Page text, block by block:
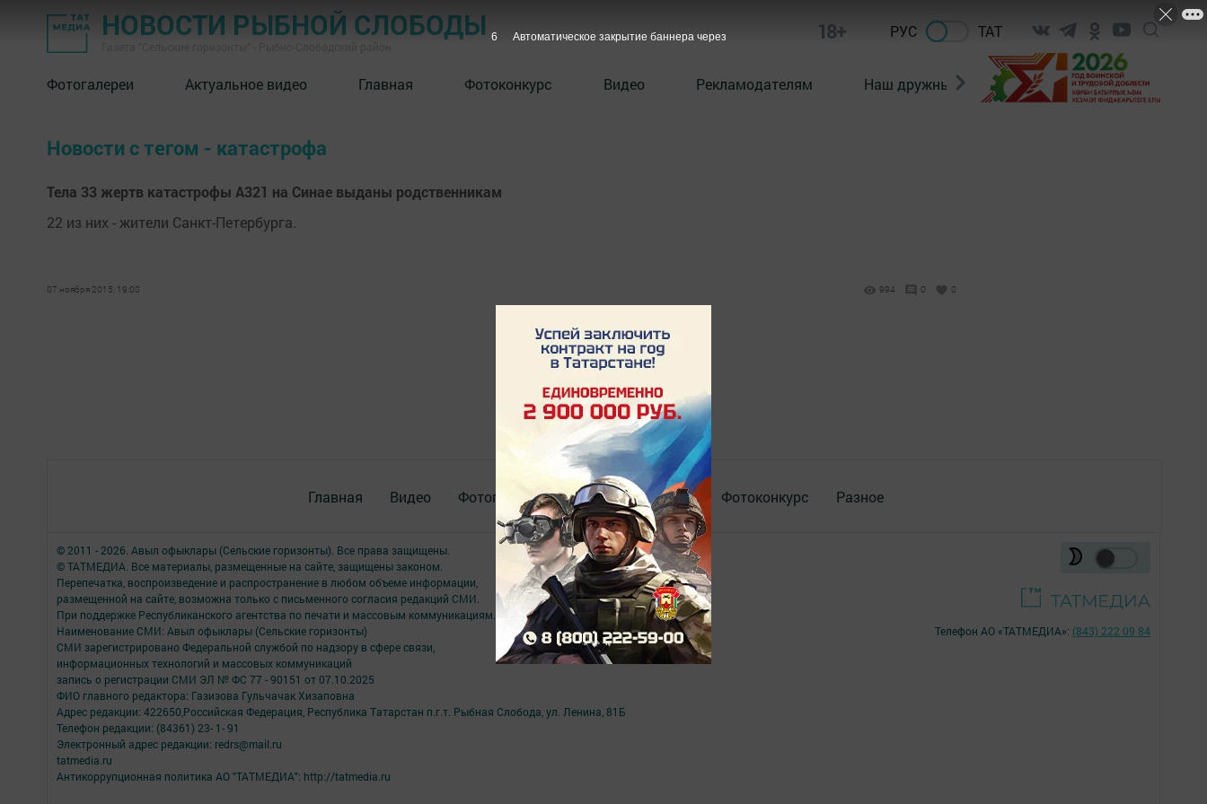
НОВОСТИ РЫБНОЙ СЛОБОДЫ 18+ РУС ТАТ
Фотогалереи Актуальное видео Главная Фотоконкурс Видео Рекламодателям Наш дружный коллектив Документы
Новости с тегом - катастрофа
Тела 33 жертв катастрофы А321 на Синае выданы родственникам
22 из них - жители Санкт-Петербурга.
07 ноября 2015, 19:00 994 0 0
Главная Видео Фотогалереи Актуальное видео Фотоконкурс Разное
© 2011 - 2026. Авыл офыклары (Сельские горизонты). Все права защищены.
© ТАТМЕДИА. Все материалы, размещенные на сайте, защищены законом.
Перепечатка, воспроизведение и распространение в любом объеме информации,
размещенной на сайте, возможна только с письменного согласия редакций СМИ.
При поддержке Республиканского агентства по печати и массовым коммуникациям.
Наименование СМИ: Авыл офыклары (Сельские горизонты)
СМИ зарегистрировано Федеральной службой по надзору в сфере связи,
информационных технологий и массовых коммуникаций
запись о регистрации СМИ ЭЛ № ФС 77 - 90151 от 07.10.2025
ФИО главного редактора: Газизова Гульчачак Хизаповна
Адрес редакции: 422650,Российская Федерация, Республика Татарстан п.г.т. Рыбная Слобода, ул. Ленина, 81Б
Телефон редакции: (84361) 23- 1- 91
Электронный адрес редакции: redrs@mail.ru
tatmedia.ru
Антикоррупционная политика АО "ТАТМЕДИА": http://tatmedia.ru
Телефон АО «ТАТМЕДИА»: (843) 222 09 84
6 Автоматическое закрытие баннера через